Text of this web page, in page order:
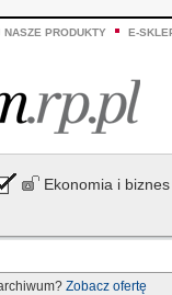
NASZE PRODUKTY E-
Ekonomia i biznes
Zobacz ofertę